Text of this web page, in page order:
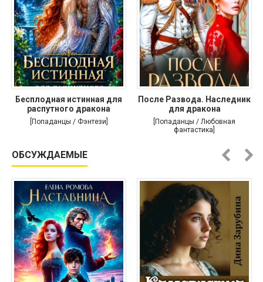
Бесплодная истинная для
распутного дракона
[Попаданцы / Фэнтези]
После Развода. Наследник
для дракона
[Попаданцы / Любовная
фантастика]
ОБСУЖДАЕМЫЕ